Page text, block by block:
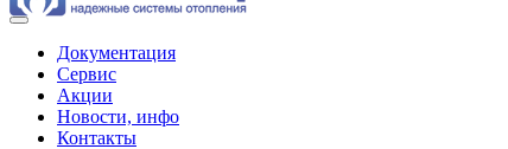
Документация
Сервис
Акции
Новости, инфо
Контакты